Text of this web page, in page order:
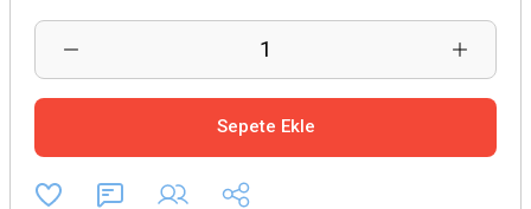
Sepete Ekle